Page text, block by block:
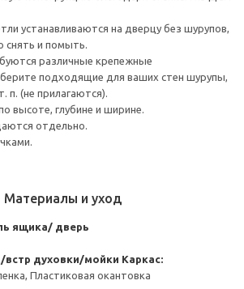
устанавливаются на дверцу без шурупов,
снять и помыть.
различные крепежные
подходящие для ваших стен шурупы,
п. (не прилагаются).
высоте, глубине и ширине.
отдельно.
Материалы и уход
ящика/ дверь
духовки/мойки Каркас:
Пластиковая окантовка